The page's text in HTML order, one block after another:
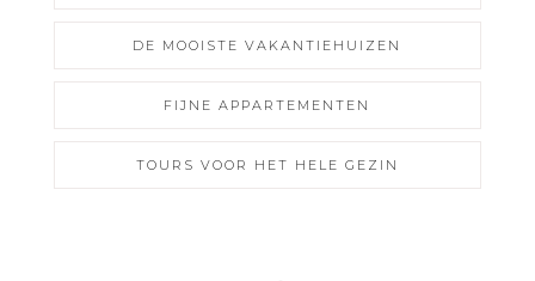
DE MOOISTE VAKANTIEHUIZEN
FIJNE APPARTEMENTEN
TOURS VOOR HET HELE GEZIN